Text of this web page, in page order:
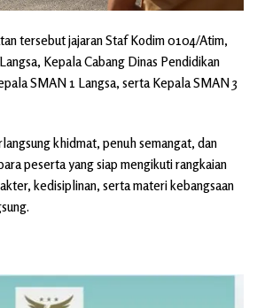
tersebut jajaran Staf Kodim 0104/Atim,
Kepala Cabang Dinas Pendidikan
SMAN 1 Langsa, serta Kepala SMAN 3
khidmat, penuh semangat, dan
peserta yang siap mengikuti rangkaian
kedisiplinan, serta materi kebangsaan